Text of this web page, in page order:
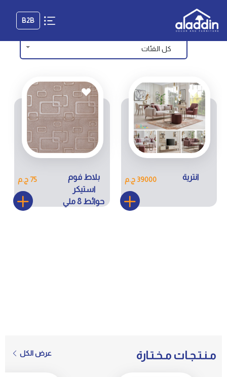
B2B
كل الفئات
انترية 39000 ج.م
بلاط فوم
استيكر
حوائط 8 ملي
75 ج.م
مـنـتـجـات مـخـتـارة عرض الكل